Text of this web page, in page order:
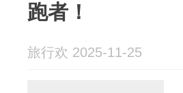
跑者！
旅行欢 2025-11-25